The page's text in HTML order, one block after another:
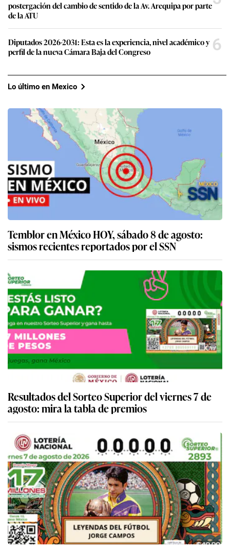
postergación del cambio de sentido de la Av. Arequipa por parte
de la ATU
Diputados 2026-2031: Esta es la experiencia, nivel académico y
perfil de la nueva Cámara Baja del Congreso
6
Lo último en Mexico
Temblor en México HOY, sábado 8 de agosto:
sismos recientes reportados por el SSN
Resultados del Sorteo Superior del viernes 7 de
agosto: mira la tabla de premios